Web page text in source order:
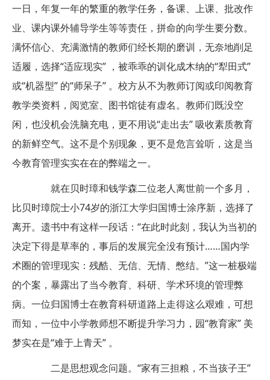
一日，年复一年的繁重的教学任务，备课、上课、批改作
业、课内课外辅导学生等等责任，拼命的向学生要分数。
满怀信心、充满激情的教师们经长期的磨训，无奈地削足
适履，选择“适应现实” ，被乖乖的训化成木纳的“犁田式”
或“机器型” 的“师呆子” 。校方从不为教师订阅或印阅教育
教学类资料，阅览室、图书馆徒有虚名。教师们既没空
闲，也没机会洗脑充电，更不用说“走出去” 吸收素质教育
的新鲜空气。这不是个别现象，更不是危言耸听，这是当
今教育管理实实在在的弊端之一。
就在贝时璋和钱学森二位老人离世前一个多月，
比贝时璋院士小74岁的浙江大学归国博士涂序新，选择了
离开。遗书中有这样一段话：“在此时此刻，我认为当初的
决定下得是草率的，事后的发展完全没有预计……国内学
术圈的管理现实：残酷、无信、无情、憋结。”这一桩极端
的个案，暴露出了当今教育、科研、学术环境的管理弊
病。一位归国博士在教育科研道路上走得这么艰难，可想
而知，一位中小学教师想不断提升学习力，园“教育家” 美
梦实在是“难于上青天” 。
二是思想观念问题。“家有三担粮，不当孩子王”